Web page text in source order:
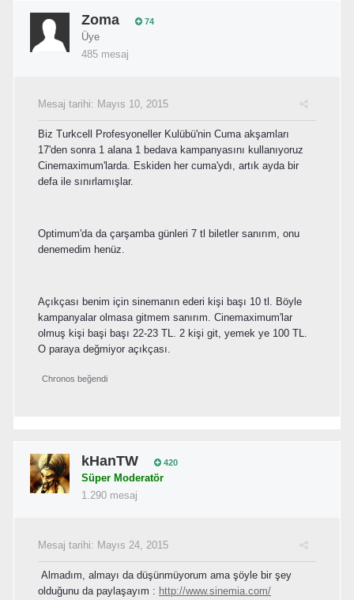
Zoma 74
Üye
485 mesaj
Mesaj tarihi: Mayıs 10, 2015
Biz Turkcell Profesyoneller Kulübü'nin Cuma akşamları
17'den sonra 1 alana 1 bedava kampanyasını kullanıyoruz
Cinemaximum'larda. Eskiden her cuma'ydı, artık ayda bir
defa ile sınırlamışlar.
Optimum'da da çarşamba günleri 7 tl biletler sanırım, onu
denemedim henüz.
Açıkçası benim için sinemanın ederi kişi başı 10 tl. Böyle
kampanyalar olmasa gitmem sanırım. Cinemaximum'lar
olmuş kişi başi başı 22-23 TL. 2 kişi git, yemek ye 100 TL.
O paraya değmiyor açıkçası.
Chronos beğendi
kHanTW 420
Süper Moderatör
1.290 mesaj
Mesaj tarihi: Mayıs 24, 2015
Almadım, almayı da düşünmüyorum ama şöyle bir şey
olduğunu da paylaşayım : http://www.sinemia.com/